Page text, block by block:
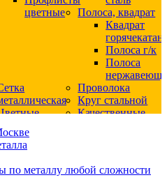
цветные
Полоса, квадрат
Квадрат
Полоса г/к
Полоса
Проволока
Круг стальной
Шестигранник
дюралевый
дюралевый
Качественные
по металлу любой сложности